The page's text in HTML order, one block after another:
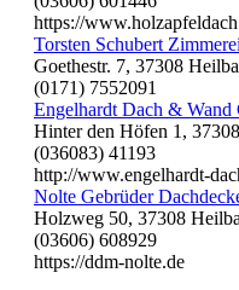
https://
Torsten Schubert
Goethestr. 7, 37308
(0171) 7552091
Engelhardt Dach & Wand
Hinter den Höfen 1,
(036083) 41193
http://www.engelhardt-
Nolte Gebrüder
Holzweg 50, 37308
(03606) 608929
https://ddm-nolte.de